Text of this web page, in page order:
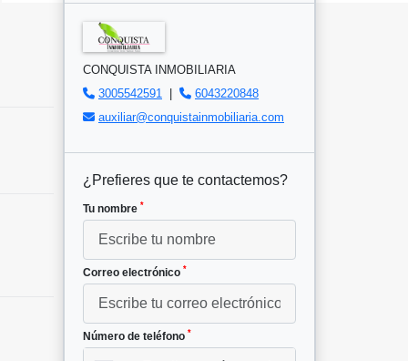
CONQUISTA INMOBILIARIA
3005542591
|
6043220848
auxiliar@conquistainmobiliaria.com
¿Prefieres que te contactemos?
Tu nombre *
Correo electrónico *
Número de teléfono *